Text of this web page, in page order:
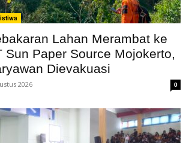
Lahan Merambat ke
Sun Paper Source Mojokerto,
Dievakuasi
2026 0